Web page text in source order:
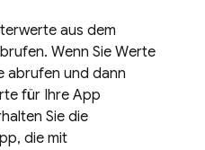
aus dem
Wenn Sie Werte
abrufen und dann
für Ihre App
Sie die
die mit